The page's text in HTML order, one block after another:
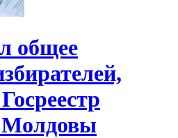
общее
Молдовы